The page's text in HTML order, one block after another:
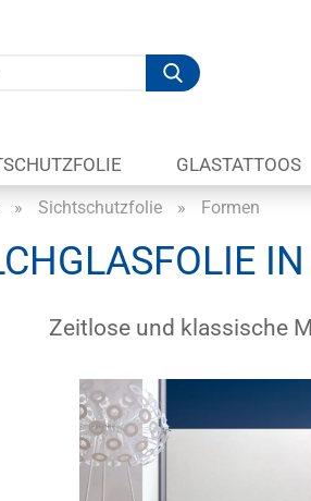
Suche...
GLASTATTOOS
» Sichtschutzfolie » Formen
Zeitlose und klassische